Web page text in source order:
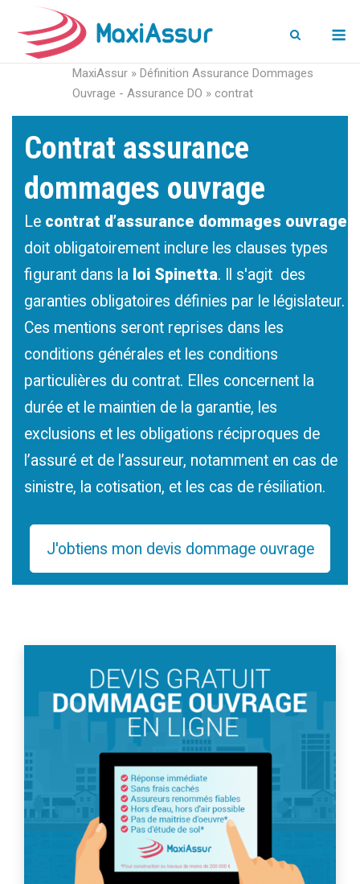
MaxiAssur » Définition Assurance Dommages
Ouvrage - Assurance DO » contrat
Contrat assurance
dommages ouvrage
Le contrat d’assurance dommages ouvrage
doit obligatoirement inclure les clauses types
figurant dans la loi Spinetta. Il s'agit des
garanties obligatoires définies par le législateur.
Ces mentions seront reprises dans les
conditions générales et les conditions
particulières du contrat. Elles concernent la
durée et le maintien de la garantie, les
exclusions et les obligations réciproques de
l’assuré et de l’assureur, notamment en cas de
sinistre, la cotisation, et les cas de résiliation.
J'obtiens mon devis dommage ouvrage